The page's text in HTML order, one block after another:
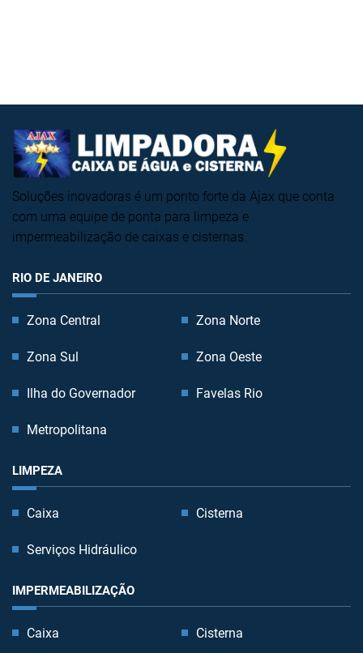
Soluções inovadoras é um ponto forte da Ajax que conta
com uma equipe de ponta para limpeza e
impermeabilização de caixas e cisternas.
RIO DE JANEIRO
Zona Central Zona Norte
Zona Sul Zona Oeste
Ilha do Governador Favelas Rio
Metropolitana
LIMPEZA
Caixa Cisterna
Serviços Hidráulico
IMPERMEABILIZAÇÃO
Caixa Cisterna